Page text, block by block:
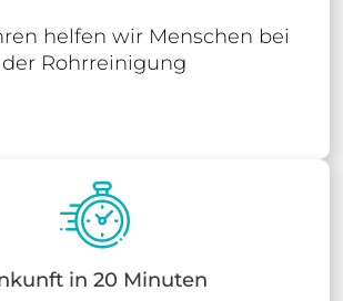
helfen wir Menschen bei
der Rohrreinigung
in 20 Minuten